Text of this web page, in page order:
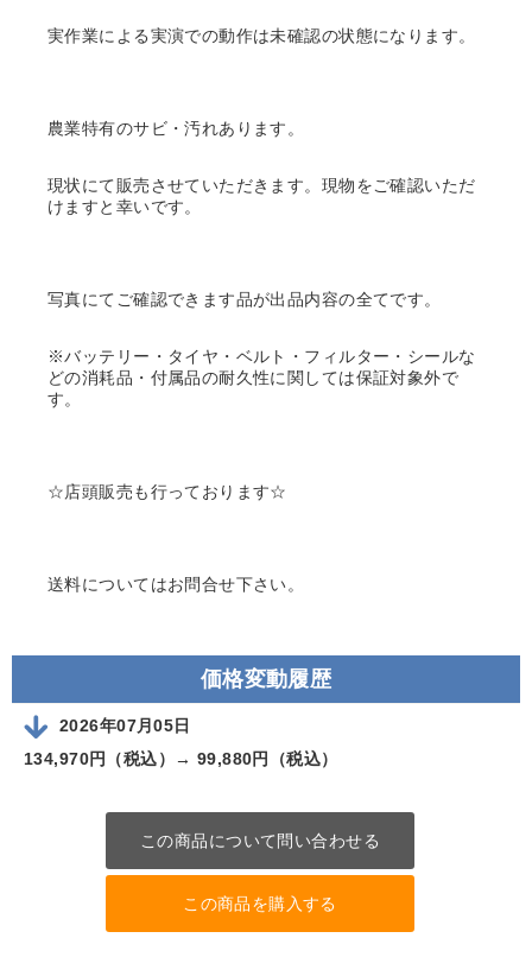
実作業による実演での動作は未確認の状態になります。
農業特有のサビ・汚れあります。
現状にて販売させていただきます。現物をご確認いただ
けますと幸いです。
写真にてご確認できます品が出品内容の全てです。
※バッテリー・タイヤ・ベルト・フィルター・シールな
どの消耗品・付属品の耐久性に関しては保証対象外で
す。
☆店頭販売も行っております☆
送料についてはお問合せ下さい。
価格変動履歴
2026年07月05日
134,970円（税込）→ 99,880円（税込）
この商品について問い合わせる
この商品を購入する